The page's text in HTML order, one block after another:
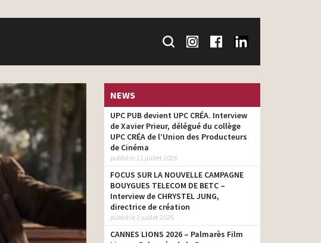
NEWS
UPC PUB devient UPC CRÉA. Interview
de Xavier Prieur, délégué du collège
UPC CRÉA de l’Union des Producteurs
de Cinéma
publié le 21 juillet 2026
FOCUS SUR LA NOUVELLE CAMPAGNE
BOUYGUES TELECOM DE BETC –
Interview de CHRYSTEL JUNG,
directrice de création
publié le 2 juillet 2026
CANNES LIONS 2026 – Palmarès Film